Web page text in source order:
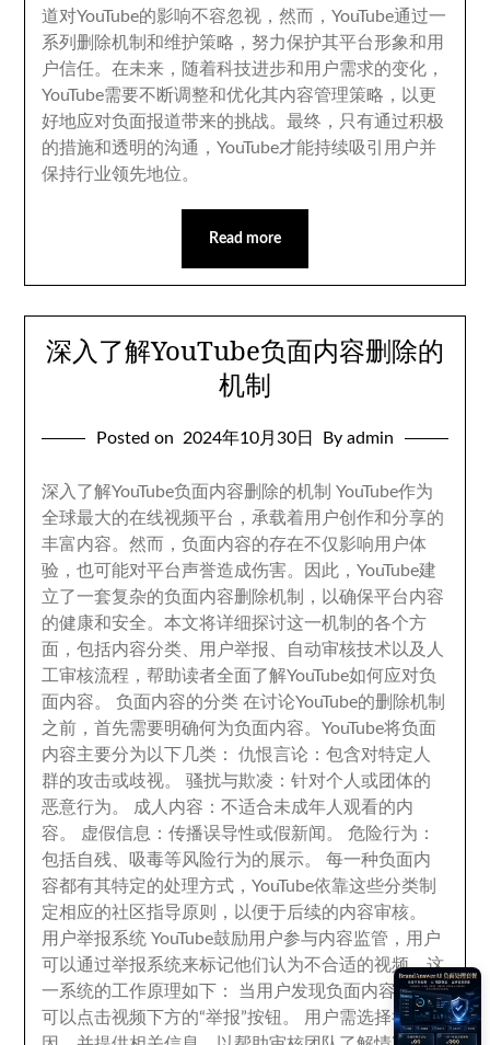
道对YouTube的影响不容忽视 ，然而 ，YouTube通过一
系列删除机制和维护策略 ， 努力保护其平台形象和用
户信任。在未来 ， 随着科技进步和用户需求的变化 ，
YouTube需要不断调整和优化其内容管理策略 ，
以更
好地应对负面报道带来的挑战。最终 ，
只有通过积极
的措施和透明的沟通 ，YouTube才能持续吸引用户并
保持行业领先地位。
Read more
深入了解YouTube负面内容删除的
机制
Posted on 2024年10月30日 By admin
深入了解YouTube负面内容删除的机制 YouTube作为
全球最大的在线视频平台 ， 承载着用户创作和分享的
丰富内容。然而 ，负面内容的存在不仅影响用户体
验 ，也可能对平台声誉造成伤害。 因此 ，YouTube建
立了一套复杂的负面内容删除机制
，
以确保平台内容
的健康和安全。本文将详细探讨这一机制的各个方
面 ，包括内容分类 用户举报
自动审核技术以及人
工审核流程 ，帮助读者全面了解YouTube如何应对负
面内容。负面内容的分类 在讨论YouTube的删除机制
之前 ，首先需要明确何为负面内容。YouTube将负面
内容主要分为以下几类 ：仇恨言论 ：包含对特定人
群的攻击或歧视。骚扰与欺凌 ：针对个人或团体的
恶意行为。 成人内容 ：不适合未成年人观看的内
容。 虚假信息 ：传播误导性或假新闻 。危险行为 ：
包括自残
吸毒等风险行为的展示。每一种负面内
容都有其特定的处理方式 ，YouTube依靠这些分类制
定相应的社区指导原则
， 以便于后续的内容审核。
用户举报系统 YouTube鼓励用户参与内容监管 ， 用户
可以通过举报系统来标记他们认为不合适的视频。这
一系统的工作原理如下 ： 当用户发现负面内容时，
可以点击视频下方的“举报”按钮 。 用户需选择举报原